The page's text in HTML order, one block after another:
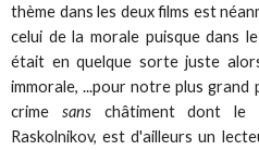
thème dans les deux films est
celui de la morale puisque dans
était en quelque sorte juste
immorale, ...pour notre plus grand
crime sanschâtiment dont le
Raskolnikov, est d'ailleurs un